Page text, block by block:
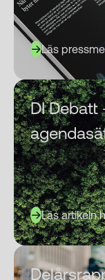
Läs
DI Debatt
Läs artikeln